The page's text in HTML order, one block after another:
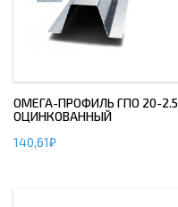
ОМЕГА-ПРОФИЛЬ ГПО 20-2.5
ОЦИНКОВАННЫЙ
140,61₽